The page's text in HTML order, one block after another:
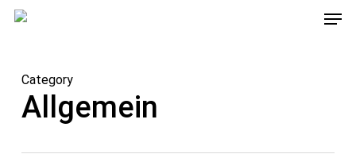
Skip
content
Category
Allgemein